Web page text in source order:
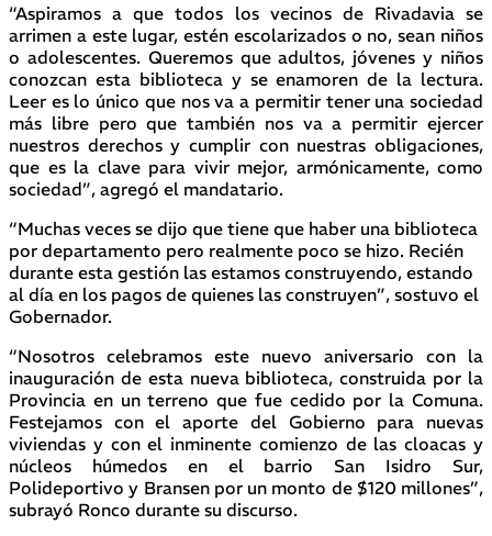
“Aspiramos a que todos los vecinos de Rivadavia se
arrimen a este lugar, estén escolarizados o no, sean niños
o adolescentes. Queremos que adultos, jóvenes y niños
conozcan esta biblioteca y se enamoren de la lectura.
Leer es lo único que nos va a permitir tener una sociedad
más libre pero que también nos va a permitir ejercer
nuestros derechos y cumplir con nuestras obligaciones,
que es la clave para vivir mejor, armónicamente, como
sociedad”, agregó el mandatario.
“Muchas veces se dijo que tiene que haber una biblioteca
por departamento pero realmente poco se hizo. Recién
durante esta gestión las estamos construyendo, estando
al día en los pagos de quienes las construyen”, sostuvo el
Gobernador.
“Nosotros celebramos este nuevo aniversario con la
inauguración de esta nueva biblioteca, construida por la
Provincia en un terreno que fue cedido por la Comuna.
Festejamos con el aporte del Gobierno para nuevas
viviendas y con el inminente comienzo de las cloacas y
núcleos húmedos en el barrio San Isidro Sur,
Polideportivo y Bransen por un monto de $120 millones”,
subrayó Ronco durante su discurso.